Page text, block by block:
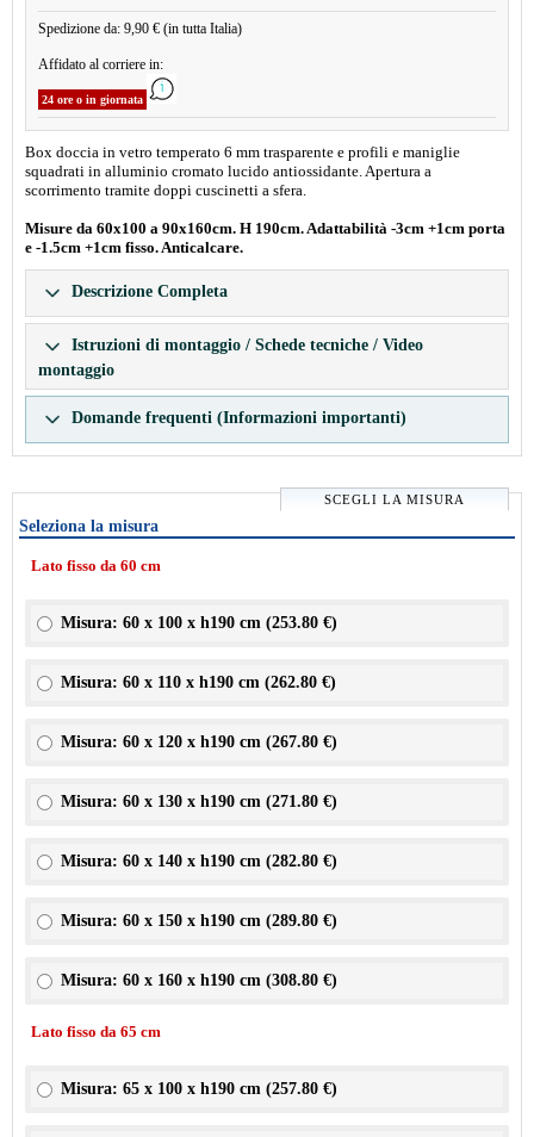
Spedizione da: 9,90 € (in tutta Italia)
Affidato al corriere in:
24 ore o in giornata
Box doccia in vetro temperato 6 mm trasparente e profili e maniglie
squadrati in alluminio cromato lucido antiossidante. Apertura a
scorrimento tramite doppi cuscinetti a sfera.
Misure da 60x100 a 90x160cm. H 190cm. Adattabilità -3cm +1cm porta
e -1.5cm +1cm fisso. Anticalcare.
Descrizione Completa
Istruzioni di montaggio / Schede tecniche / Video
montaggio
Domande frequenti (Informazioni importanti)
SCEGLI LA MISURA
Seleziona la misura
Lato fisso da 60 cm
Misura: 60 x 100 x h190 cm (253.80 €)
Misura: 60 x 110 x h190 cm (262.80 €)
Misura: 60 x 120 x h190 cm (267.80 €)
Misura: 60 x 130 x h190 cm (271.80 €)
Misura: 60 x 140 x h190 cm (282.80 €)
Misura: 60 x 150 x h190 cm (289.80 €)
Misura: 60 x 160 x h190 cm (308.80 €)
Lato fisso da 65 cm
Misura: 65 x 100 x h190 cm (257.80 €)